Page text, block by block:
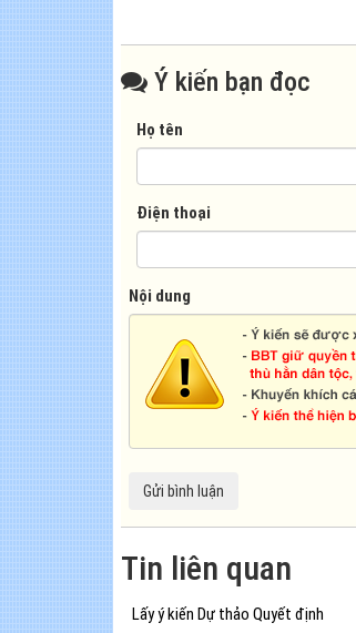
Ý kiến bạn đọc
Họ tên
Điện thoại
Nội dung
Tin liên quan
Lấy ý kiến Dự thảo Quyết định